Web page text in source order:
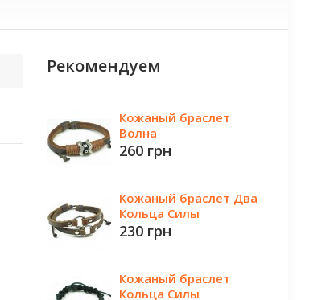
Рекомендуем
Кожаный браслет
Волна
260 грн
Кожаный браслет Два
Кольца Силы
230 грн
Кожаный браслет
Кольца Силы